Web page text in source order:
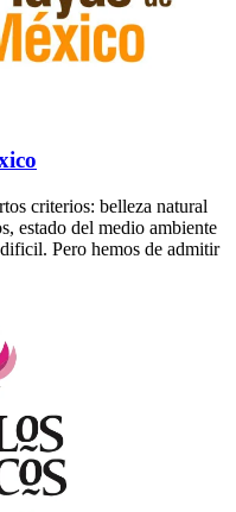
criterios: belleza natural
estado del medio ambiente
Pero hemos de admitir